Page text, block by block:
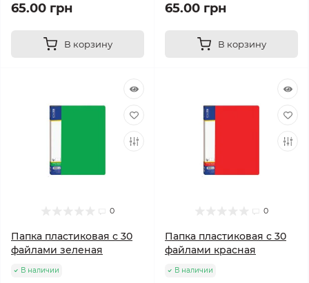
65.00 грн
В корзину
65.00 грн
В корзину
0
Папка пластиковая с 30
файлами зеленая
В наличии
0
Папка пластиковая с 30
файлами красная
В наличии